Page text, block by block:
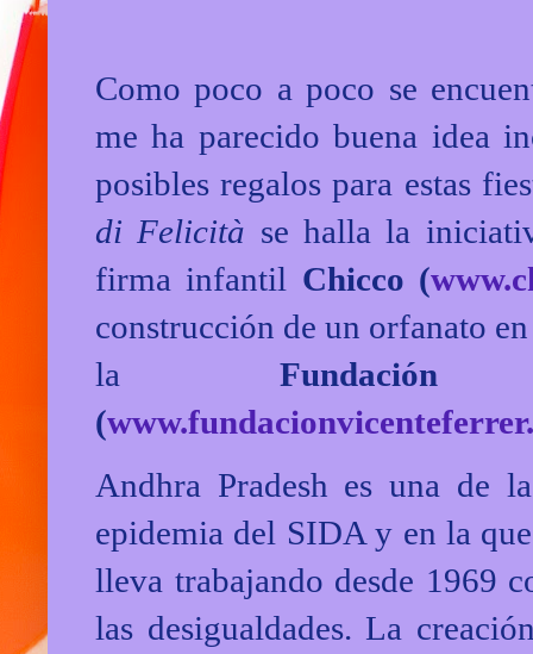
Como poco a poco se
me ha parecido buena idea
posibles regalos para estas
di Felicità se halla la
firma infantil Chicco (
construcción de un orfanato
la Fundación
(
Andhra Pradesh es una de
epidemia del SIDA y en la
lleva trabajando desde 1969
las desigualdades. La